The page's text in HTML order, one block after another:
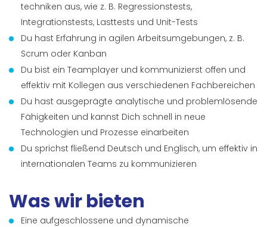
techniken aus, wie z. B. Regressionstests,
Integrationstests, Lasttests und Unit-Tests
Du hast Erfahrung in agilen Arbeitsumgebungen, z. B.
Scrum oder Kanban
Du bist ein Teamplayer und kommunizierst offen und
effektiv mit Kollegen aus verschiedenen Fachbereichen
Du hast ausgeprägte analytische und problemlösende
Fähigkeiten und kannst Dich schnell in neue
Technologien und Prozesse einarbeiten
Du sprichst fließend Deutsch und Englisch, um effektiv in
internationalen Teams zu kommunizieren
Was wir bieten
Eine aufgeschlossene und dynamische